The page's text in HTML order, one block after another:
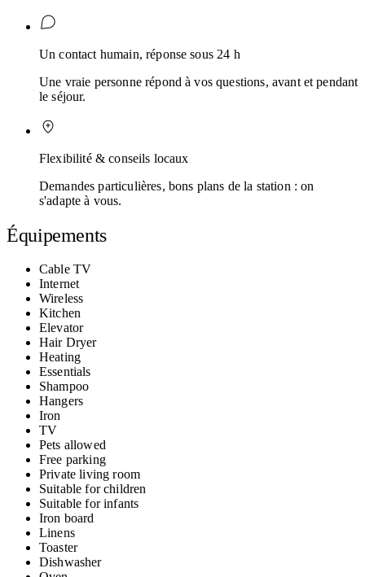
Un contact humain, réponse sous 24 h
Une vraie personne répond à vos questions, avant et pendant
le séjour.
Flexibilité & conseils locaux
Demandes particulières, bons plans de la station : on
s'adapte à vous.
Équipements
Cable TV
Internet
Wireless
Kitchen
Elevator
Hair Dryer
Heating
Essentials
Shampoo
Hangers
Iron
TV
Pets allowed
Free parking
Private living room
Suitable for children
Suitable for infants
Iron board
Linens
Toaster
Dishwasher